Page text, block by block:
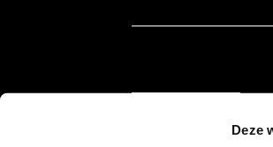
Deze